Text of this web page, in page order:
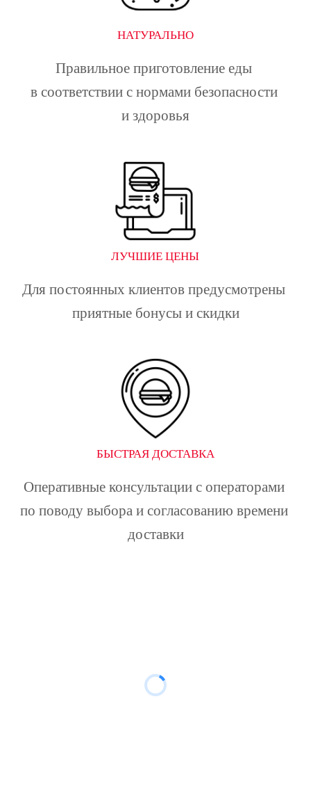
НАТУРАЛЬНО
Правильное приготовление еды
в соответствии с нормами безопасности
и здоровья
ЛУЧШИЕ ЦЕНЫ
Для постоянных клиентов предусмотрены
приятные бонусы и скидки
БЫСТРАЯ ДОСТАВКА
Оперативные консультации с операторами
по поводу выбора и согласованию времени
доставки